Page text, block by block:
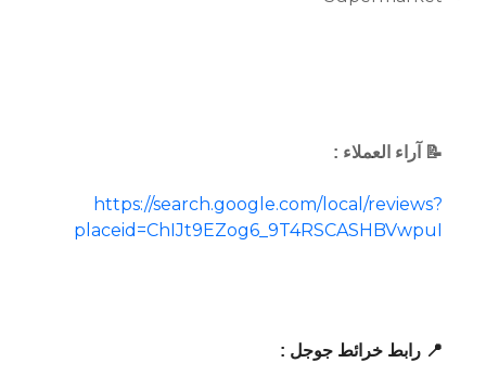
📝 آراء العملاء :
https://search.google.com/local/reviews?
placeid=ChIJt9EZog6_9T4RSCASHBVwpuI
📍 رابط خرائط جوجل :